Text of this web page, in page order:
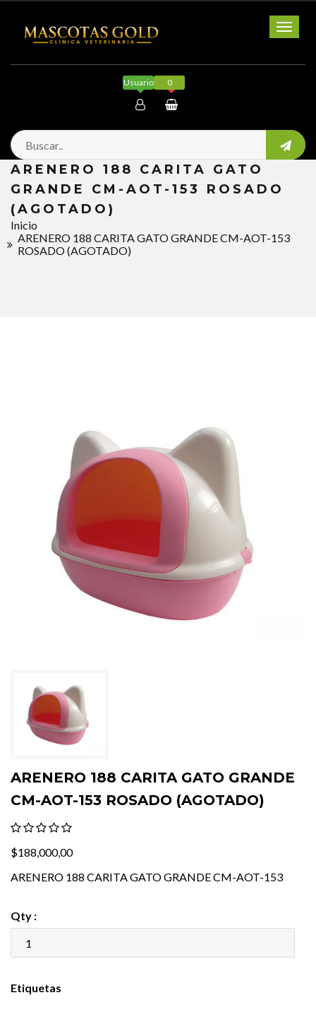
Usuario
Salir
0
ARENERO 188 CARITA GATO
GRANDE CM-AOT-153 ROSADO
(AGOTADO)
Inicio
ARENERO 188 CARITA GATO GRANDE CM-AOT-153
ROSADO (AGOTADO)
ARENERO 188 CARITA GATO GRANDE
CM-AOT-153 ROSADO (AGOTADO)
$188,000,00
ARENERO 188 CARITA GATO GRANDE CM-AOT-153
Qty :
Etiquetas